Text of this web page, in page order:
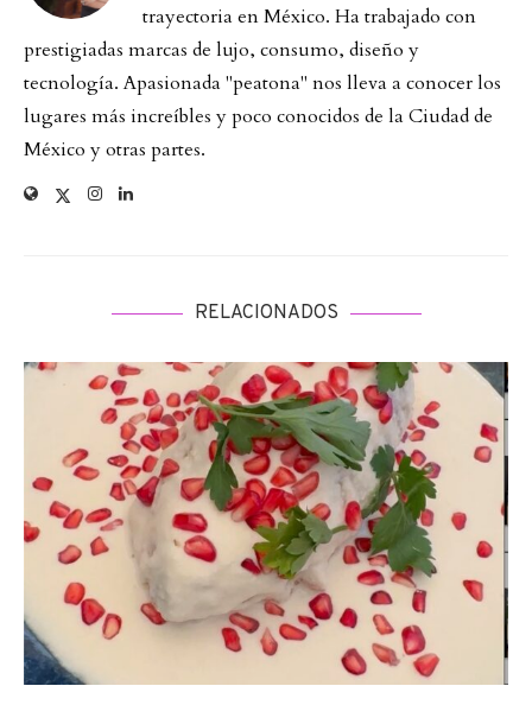
trayectoria en México. Ha trabajado con
prestigiadas marcas de lujo, consumo, diseño y
tecnología. Apasionada "peatona" nos lleva a conocer los
lugares más increíbles y poco conocidos de la Ciudad de
México y otras partes.
RELACIONADOS